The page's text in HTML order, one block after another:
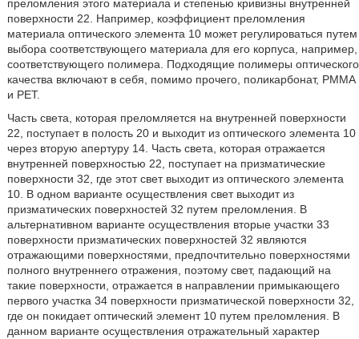
преломления этого материала и степенью кривизны внутренней
поверхности 22. Например, коэффициент преломления
материала оптического элемента 10 может регулироваться путем
выбора соответствующего материала для его корпуса, например,
соответствующего полимера. Подходящие полимеры оптического
качества включают в себя, помимо прочего, поликарбонат, РММА
и PET.
Часть света, которая преломляется на внутренней поверхности
22, поступает в полость 20 и выходит из оптического элемента 10
через вторую апертуру 14. Часть света, которая отражается
внутренней поверхностью 22, поступает на призматические
поверхности 32, где этот свет выходит из оптического элемента
10. В одном варианте осуществления свет выходит из
призматических поверхностей 32 путем преломления. В
альтернативном варианте осуществления вторые участки 33
поверхности призматических поверхностей 32 являются
отражающими поверхностями, предпочтительно поверхностями
полного внутреннего отражения, поэтому свет, падающий на
такие поверхности, отражается в направлении примыкающего
первого участка 34 поверхности призматической поверхности 32,
где он покидает оптический элемент 10 путем преломления. В
данном варианте осуществления отражательный характер